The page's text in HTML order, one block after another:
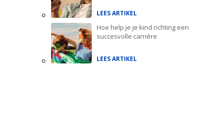
LEES ARTIKEL
Hoe help je je kind richting een
succesvolle carrière
LEES ARTIKEL